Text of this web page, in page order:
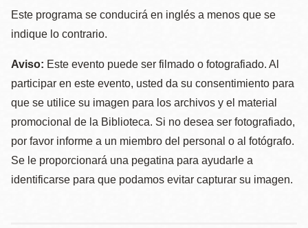
Este programa se conducirá en inglés a menos que se
indique lo contrario.
Aviso: Este evento puede ser filmado o fotografiado. Al
participar en este evento, usted da su consentimiento para
que se utilice su imagen para los archivos y el material
promocional de la Biblioteca. Si no desea ser fotografiado,
por favor informe a un miembro del personal o al fotógrafo.
Se le proporcionará una pegatina para ayudarle a
identificarse para que podamos evitar capturar su imagen.